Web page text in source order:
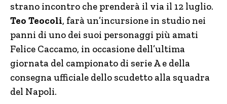
strano incontro che prenderà il via il 12 luglio.
Teo Teocoli, farà un’incursione in studio nei
panni di uno dei suoi personaggi più amati
Felice Caccamo, in occasione dell’ultima
giornata del campionato di serie A e della
consegna ufficiale dello scudetto alla squadra
del Napoli.